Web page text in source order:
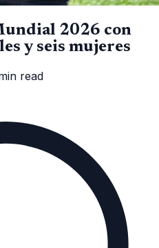
2026 con
y seis mujeres
read